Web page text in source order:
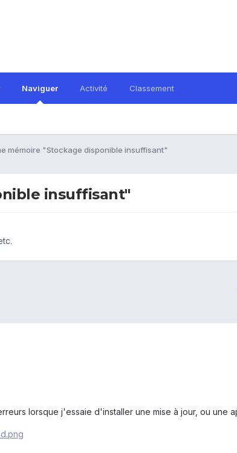
Naviguer Activité Classement
mémoire "Stockage disponible insuffisant"
insuffisant"
lorsque j'essaie d'installer une mise à jour, ou une